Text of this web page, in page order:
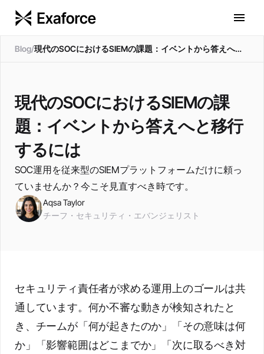
Blog/ 現代のSOCにおけるSIEMの課題：イベントから答えへと移行するには
現代のSOCにおけるSIEMの課
題：イベントから答えへと移行
するには
SOC運用を従来型のSIEMプラットフォームだけに頼っ
ていませんか？今こそ見直すべき時です。
Aqsa Taylor
チーフ・セキュリティ・エバンジェリスト
セキュリティ責任者が求める運用上のゴールは共
通しています。何か不審な動きが検知されたと
き、チームが「何が起きたのか」「その意味は何
か」「影響範囲はどこまでか」「次に取るべき対